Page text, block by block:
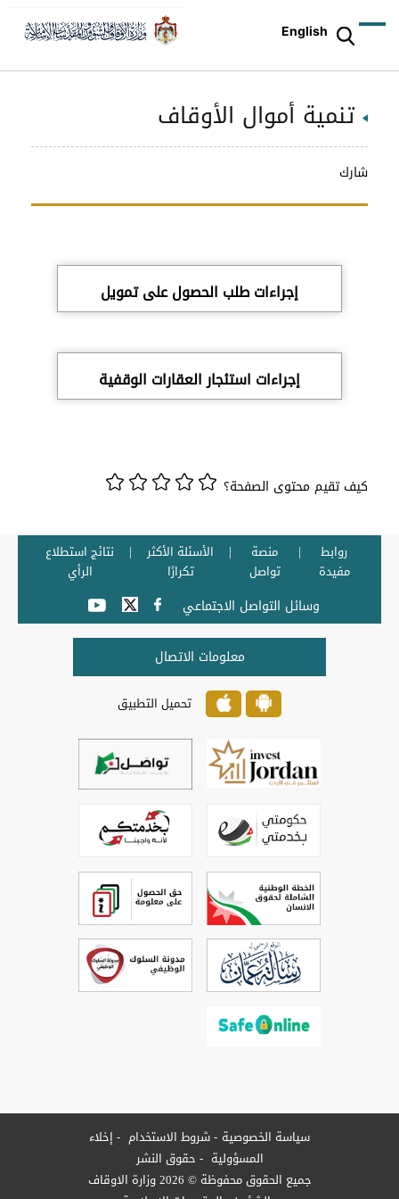
English
تنمية أموال الأوقاف
شارك
إجراءات طلب الحصول على تمويل
إجراءات استئجار العقارات الوقفية
كيف تقيم محتوى الصفحة؟
روابط
مفيدة
منصة
تواصل
الأسئلة الأكثر
تكرارًا
نتائج استطلاع
الرأي
وسائل التواصل الاجتماعي
معلومات الاتصال
تحميل التطبيق
سياسة الخصوصية شروط الاستخدام
إخلاء
المسؤولية
حقوق النشر
جميع الحقوق محفوظة © 2026 وزارة الاوقاف